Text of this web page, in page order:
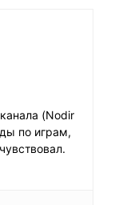
(Nodir
по играм,